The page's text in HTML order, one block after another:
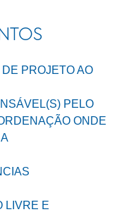
PROJETO AO
PELO
ONDE
LIVRE E